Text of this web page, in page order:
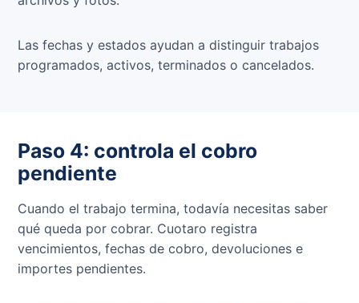
Las fechas y estados ayudan a distinguir trabajos
programados, activos, terminados o cancelados.
Paso 4: controla el cobro
pendiente
Cuando el trabajo termina, todavía necesitas saber
qué queda por cobrar. Cuotaro registra
vencimientos, fechas de cobro, devoluciones e
importes pendientes.